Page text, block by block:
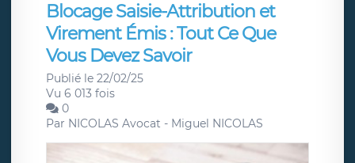
Blocage Saisie-Attribution et
Virement Émis : Tout Ce Que
Vous Devez Savoir
Publié le 22/02/25
Vu 6 013 fois
0
Par NICOLAS Avocat - Miguel NICOLAS